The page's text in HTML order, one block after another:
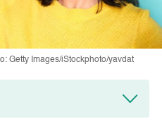
Getty Images/iStockphoto/yavdat
Sebelah